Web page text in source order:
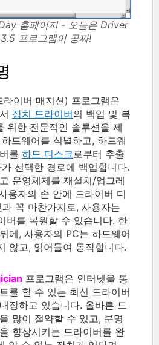
홈페이지 - 오늘은 Driver
프로그램이 공짜!
라이버 매지션) 프로그램은
장치 드라이버의 백업 및 복
위한 전문적인 솔루션을 제
드웨어를 식별하고, 하드웨
를 하드 디스크 로부터 추출
선택한 경로에 백업합니다.
운영체제를 재설치/업그레
용자의 손 안에 드라이버 디
꼭 마찬가지로, 사용자는
버를 복원할 수 있습니다. 한
에, 사용자의 PC는 하드웨어
않고, 읽어들여 동작합니다.
프로그램은 인터넷을 통
를 할 수 있는 최신 드라이버
장하고 있습니다. 올바른 드
많이 절약할 수 있고, 분명
향상시키는 드라이버를 완